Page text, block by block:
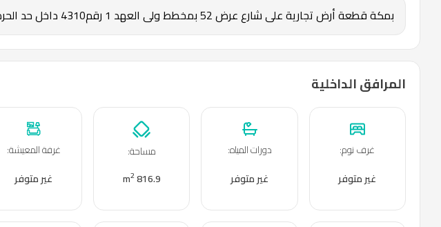
بمكة قطعة أرض تجارية على شارع عرض 52 بمخطط ولي العهد 1 رقم4310 داخل حد الحرم - بمساحة 816 م2 للإستثمار 150 الف ريال سنوياً
المرافق الداخلية
غرف نوم:
غير متوفر
دورات المياه:
غير متوفر
مساحة:
816.9 m
2
غرفة المعيشة:
غير متوفر